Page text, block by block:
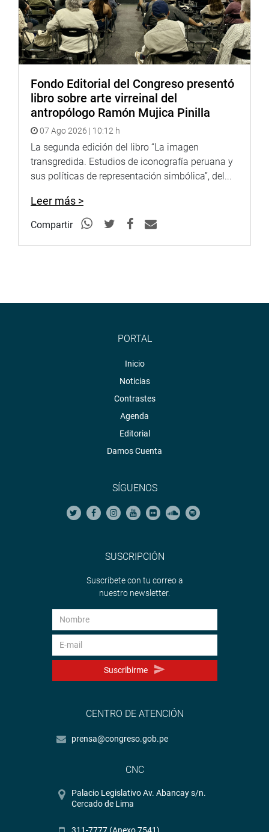
Fondo Editorial del Congreso presentó
libro sobre arte virreinal del
antropólogo Ramón Mujica Pinilla
07 Ago 2026 | 10:12 h
La segunda edición del libro “La imagen
transgredida. Estudios de iconografía peruana y
sus políticas de representación simbólica”, del...
Leer más >
Compartir
PORTAL
Inicio
Noticias
Contrastes
Agenda
Editorial
Damos Cuenta
SÍGUENOS
SUSCRIPCIÓN
Suscríbete con tu correo a
nuestro newsletter.
Suscribirme
CENTRO DE ATENCIÓN
prensa@congreso.gob.pe
CNC
Palacio Legislativo Av. Abancay s/n.
Cercado de Lima
311-7777 (Anexo 7541)